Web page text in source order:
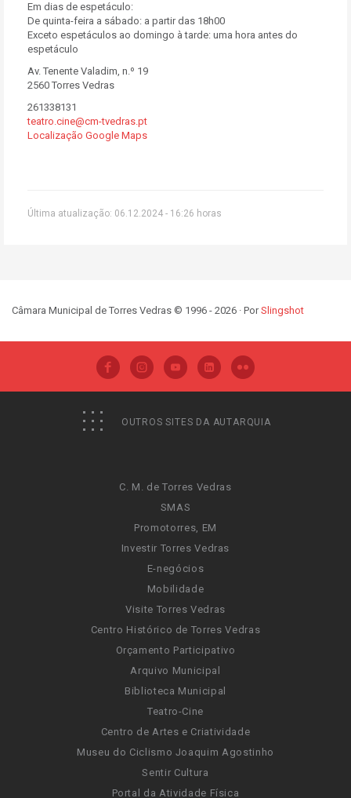
Em dias de espetáculo:
De quinta-feira a sábado: a partir das 18h00
Exceto espetáculos ao domingo à tarde: uma hora antes do
espetáculo
Av. Tenente Valadim, n.º 19
2560 Torres Vedras
261338131
teatro.cine@cm-tvedras.pt
Localização Google Maps
Última atualização: 06.12.2024 - 16:26 horas
Câmara Municipal de Torres Vedras © 1996 - 2026 · PorSlingshot
OUTROS SITES DA AUTARQUIA
C. M. de Torres Vedras
SMAS
Promotorres, EM
Investir Torres Vedras
E-negócios
Mobilidade
Visite Torres Vedras
Centro Histórico de Torres Vedras
Orçamento Participativo
Arquivo Municipal
Biblioteca Municipal
Teatro-Cine
Centro de Artes e Criatividade
Museu do Ciclismo Joaquim Agostinho
Sentir Cultura
Portal da Atividade Física